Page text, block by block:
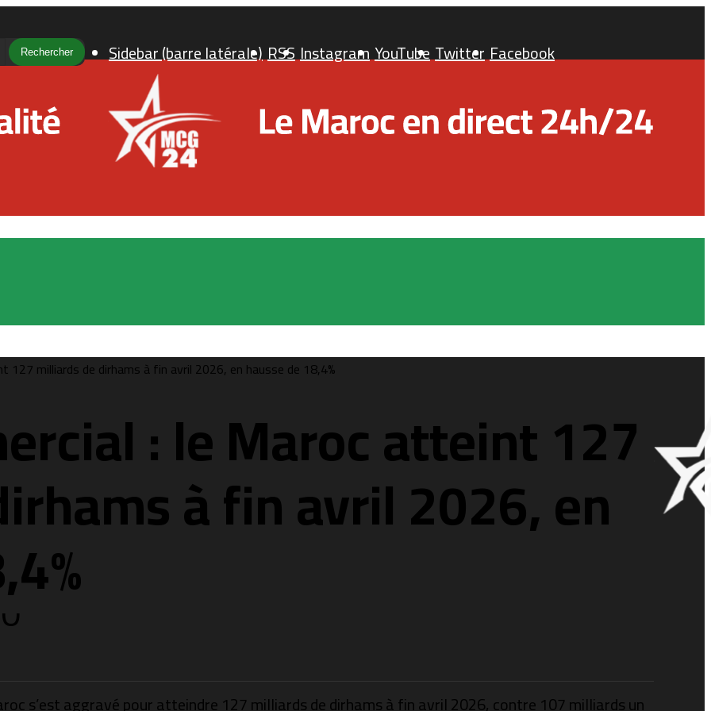
Rechercher Sidebar (barre latérale)RSSInstagramYouTubeTwitterFacebook
milliards de dirhams à fin avril 2026, en hausse de 18,4%
: le Maroc atteint 127
à fin avril 2026, en
s’est aggravé pour atteindre 127 milliards de dirhams à fin avril 2026, contre 107 milliards un